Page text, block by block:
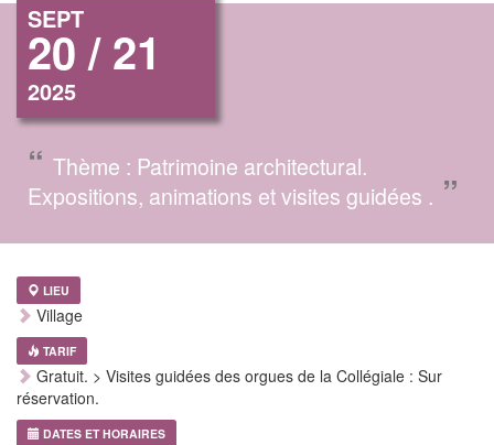
SEPT
20 / 21
2025
“ Thème : Patrimoine architectural.
Expositions, animations et visites guidées . ”
LIEU
Village
TARIF
Gratuit. > Visites guidées des orgues de la Collégiale : Sur
réservation.
DATES ET HORAIRES